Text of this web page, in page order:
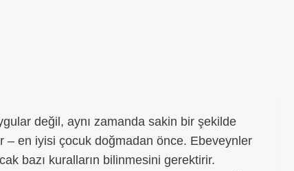
değil, aynı zamanda sakin bir şekilde
– en iyisi çocuk doğmadan önce. Ebeveynler
bazı kuralların bilinmesini gerektirir.